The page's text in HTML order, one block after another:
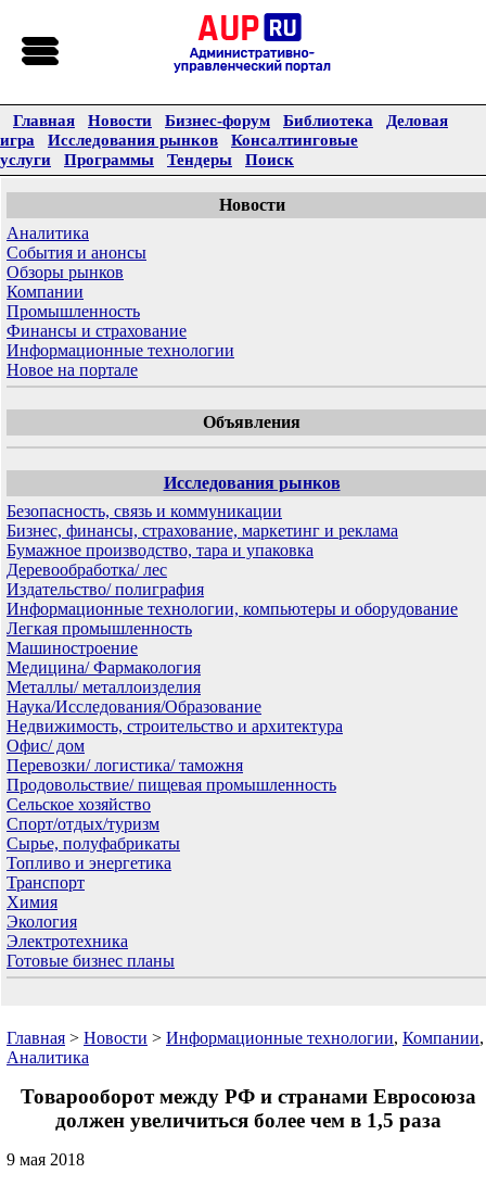
Главная Новости Бизнес-форум Библиотека
Деловая
игра
Исследования рынков
Консалтинговые
услуги
Программы Тендеры Поиск
Новости
Аналитика
События и анонсы
Обзоры рынков
Компании
Промышленность
Финансы и страхование
Информационные технологии
Новое на портале
Объявления
Исследования рынков
Безопасность, связь и коммуникации
Бизнес, финансы, страхование, маркетинг и реклама
Бумажное производство, тара и упаковка
Деревообработка/ лес
Издательство/ полиграфия
Информационные технологии, компьютеры и оборудование
Легкая промышленность
Машиностроение
Медицина/ Фармакология
Металлы/ металлоизделия
Наука/Исследования/Образование
Недвижимость, строительство и архитектура
Офис/ дом
Перевозки/ логистика/ таможня
Продовольствие/ пищевая промышленность
Сельское хозяйство
Спорт/отдых/туризм
Сырье, полуфабрикаты
Топливо и энергетика
Транспорт
Химия
Экология
Электротехника
Готовые бизнес планы
Главная > Новости > Информационные технологии, Компании,
Аналитика
Товарооборот между РФ и странами Евросоюза
должен увеличиться более чем в 1,5 раза
9 мая 2018